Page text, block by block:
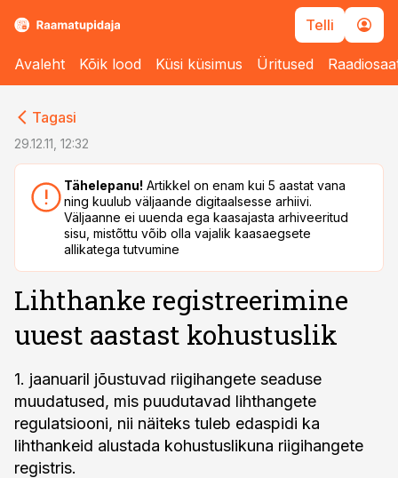
Telli
Avaleht Kõik lood Küsi küsimus Üritused
Tagasi
29.12.11, 12:32
Tähelepanu! Artikkel on enam kui 5 aastat vana
ning kuulub väljaande digitaalsesse arhiivi.
Väljaanne ei uuenda ega kaasajasta arhiveeritud
sisu, mistõttu võib olla vajalik kaasaegsete
allikatega tutvumine
Lihthanke registreerimine
uuest aastast kohustuslik
1. jaanuaril jõustuvad riigihangete seaduse
muudatused, mis puudutavad lihthangete
regulatsiooni, nii näiteks tuleb edaspidi ka
lihthankeid alustada kohustuslikuna riigihangete
registris.